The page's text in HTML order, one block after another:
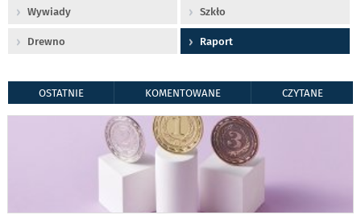
Wywiady Szkło
Drewno Raport
OSTATNIE KOMENTOWANE CZYTANE